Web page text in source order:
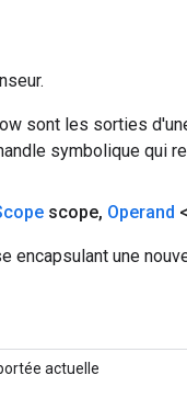
sont les sorties
symbolique qui
scope, Operand
encapsulant une
actuelle